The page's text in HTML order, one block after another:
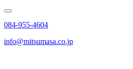
084-955-4604
info@mitsumasa.co.jp